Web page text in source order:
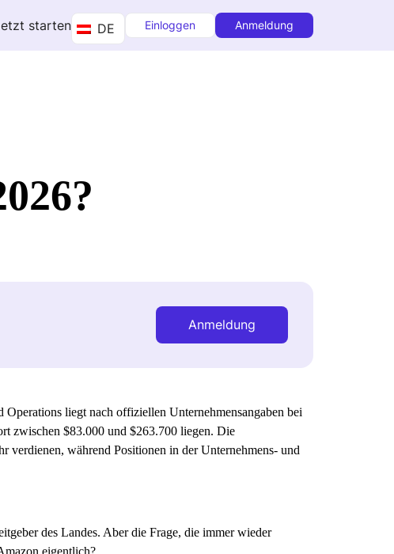
starten DE Einloggen Anmeldung
Anmeldung
liegt nach offiziellen Unternehmensangaben bei
zwischen $83.000 und $263.700 liegen. Die
verdienen, während Positionen in der Unternehmens- und
des Landes. Aber die Frage, die immer wieder
eigentlich?